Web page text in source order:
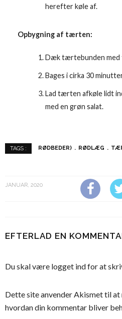
herefter køle af.
Opbygning af tærten:
Dæk tærtebunden med
Bages i cirka 30
Lad tærten afkøle lidt
med en grøn salat.
TAGS : RØDBEDER) RØDLÆG
JANUAR, 2020
EFTERLAD EN
Du skal være logget indfor at
Dette site anvender Akismet til at
hvordan din kommentar bliver